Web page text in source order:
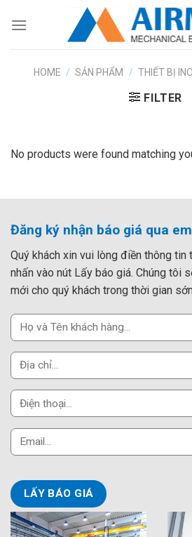
HOME / SẢN PHẨM / THIẾT BỊ
FILTER
No products were found matching
Đăng ký nhận báo giá qua
Quý khách xin vui lòng điền thông tin
nhấn vào nút Lấy báo giá. Chúng tôi
mới cho quý khách trong thời gian